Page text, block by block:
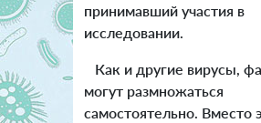
принимавший участия в
исследовании.
Как и другие вирусы,
могут размножаться
самостоятельно. Вместо